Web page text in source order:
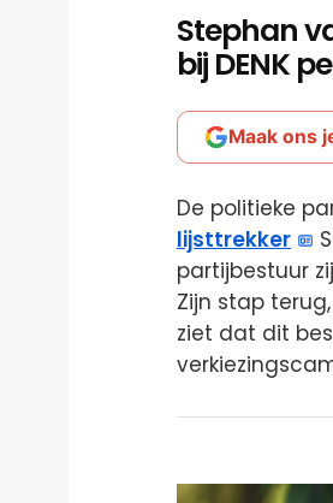
Stephan
bij DENK
Maak ons
De politieke
lijsttrekker
partijbestuur
Zijn stap
ziet dat dit